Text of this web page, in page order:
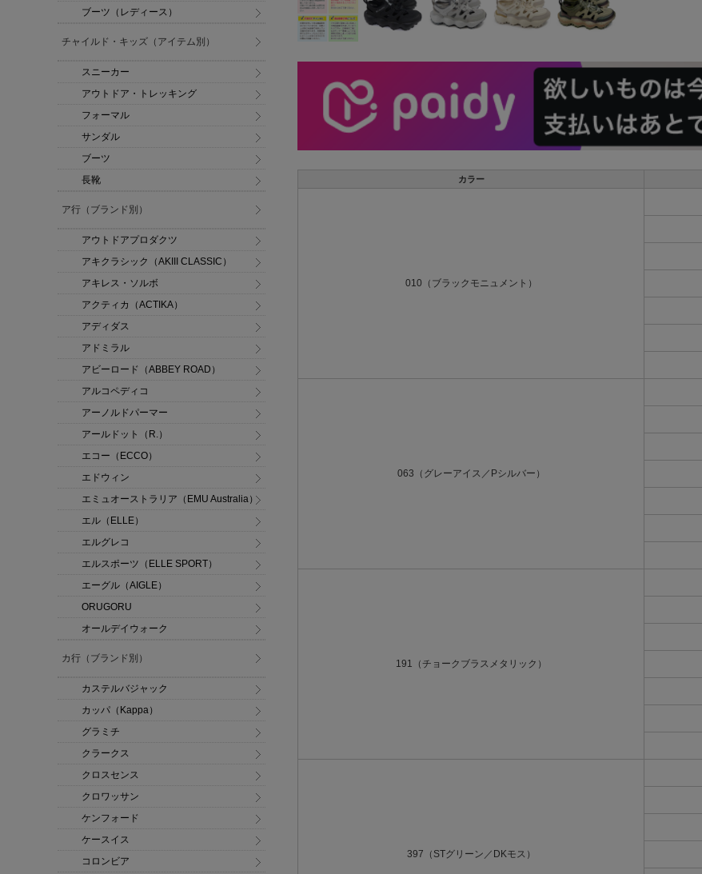
カラー
010（ブラックモニュメント）
063（グレーアイス／Pシルバー）
191（チョークブラスメタリック）
397（STグリーン／DKモス）
ブーツ（レディース）
チャイルド・キッズ（アイテム別）
スニーカー
アウトドア・トレッキング
フォーマル
サンダル
ブーツ
長靴
ア行（ブランド別）
アウトドアプロダクツ
アキクラシック（AKIII CLASSIC）
アキレス・ソルボ
アクティカ（ACTIKA）
アディダス
アドミラル
アビーロード（ABBEY ROAD）
アルコペディコ
アーノルドパーマー
アールドット（R.）
エコー（ECCO）
エドウィン
エミュオーストラリア（EMU Australia）
エル（ELLE）
エルグレコ
エルスポーツ（ELLE SPORT）
エーグル（AIGLE）
ORUGORU
オールデイウォーク
カ行（ブランド別）
カステルバジャック
カッパ（Kappa）
グラミチ
クラークス
クロスセンス
クロワッサン
ケンフォード
ケースイス
コロンビア